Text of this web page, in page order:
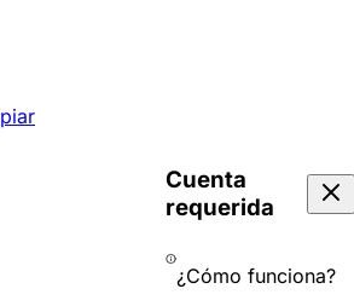
Cuenta
requerida
¿Cómo funciona?